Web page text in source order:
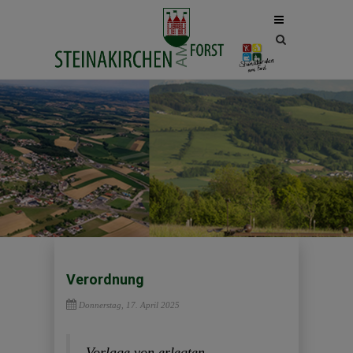
Site
Verordnung
Donnerstag, 17. April 2025